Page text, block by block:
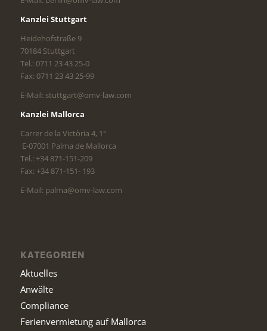
Kanzlei Stuttgart
Heidehofstraße 9
70184 Stuttgart
Tel.: 0711 23 43 25-0
Fax: 0711 23 43 25-99
E-Mail: stuttgart@omv-law.com
Kanzlei Mallorca
Carrer de la Victòria 4, 1°
E-07001 Palma de Mallorca
Tel.: +34 871-151-209
Fax: +34 871-151- 193
E-Mail: palma@omv-law.com
KATEGORIEN
Aktuelles
Anwälte
Compliance
Ferienvermietung auf Mallorca